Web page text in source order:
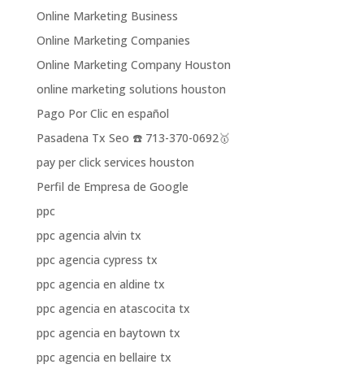
Online Marketing Business
Online Marketing Companies
Online Marketing Company Houston
online marketing solutions houston
Pago Por Clic en español
Pasadena Tx Seo ☎️ 713-370-0692🥇
pay per click services houston
Perfil de Empresa de Google
ppc
ppc agencia alvin tx
ppc agencia cypress tx
ppc agencia en aldine tx
ppc agencia en atascocita tx
ppc agencia en baytown tx
ppc agencia en bellaire tx